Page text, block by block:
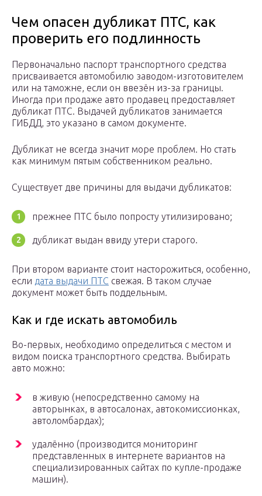
Чем опасен дубликат ПТС, как
проверить его подлинность
Первоначально паспорт транспортного средства
присваивается автомобилю заводом-изготовителем
или на таможне, если он ввезён из-за границы.
Иногда при продаже авто продавец предоставляет
дубликат ПТС. Выдачей дубликатов занимается
ГИБДД, это указано в самом документе.
Дубликат не всегда значит море проблем. Но стать
как минимум пятым собственником реально.
Существует две причины для выдачи дубликатов:
прежнее ПТС было попросту утилизировано;
дубликат выдан ввиду утери старого.
При втором варианте стоит насторожиться, особенно,
если дата выдачи ПТС свежая. В таком случае
документ может быть поддельным.
Как и где искать автомобиль
Во-первых, необходимо определиться с местом и
видом поиска транспортного средства. Выбирать
авто можно:
в живую (непосредственно самому на
авторынках, в автосалонах, автокомиссионках,
автоломбардах);
удалённо (производится мониторинг
представленных в интернете вариантов на
специализированных сайтах по купле-продаже
машин).